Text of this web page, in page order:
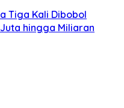
Tiga Kali Dibobol
hingga Miliaran